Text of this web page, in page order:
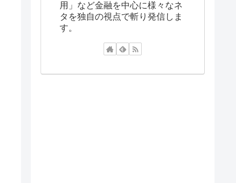
用」など金融を中心に様々なネ
タを独自の視点で斬り発信しま
す。